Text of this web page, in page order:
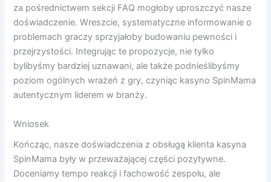
za pośrednictwem sekcji FAQ mogłoby uproszczyć nasze
doświadczenie. Wreszcie, systematyczne informowanie o
problemach graczy sprzyjałoby budowaniu pewności i
przejrzystości. Integrując te propozycje, nie tylko
bylibyśmy bardziej uznawani, ale także podnieślibyśmy
poziom ogólnych wrażeń z gry, czyniąc kasyno SpinMama
autentycznym liderem w branży.
Wniosek
Kończąc, nasze doświadczenia z obsługą klienta kasyna
SpinMama były w przeważającej części pozytywne.
Doceniamy tempo reakcji i fachowość zespołu, ale